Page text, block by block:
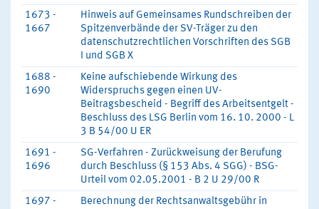
1673 -
1667
Hinweis auf Gemeinsames Rundschreiben der
Spitzenverbände der SV-Träger zu den
datenschutzrechtlichen Vorschriften des SGB
I und SGB X
1688 -
1690
Keine aufschiebende Wirkung des
Widerspruchs gegen einen UV-
Beitragsbescheid - Begriff des Arbeitsentgelt -
Beschluss des LSG Berlin vom 16. 10. 2000 - L
3 B 54/00 U ER
1691 -
1696
SG-Verfahren - Zurückweisung der Berufung
durch Beschluss (§ 153 Abs. 4 SGG) - BSG-
Urteil vom 02.05.2001 - B 2 U 29/00 R
1697 -
Berechnung der Rechtsanwaltsgebühr in